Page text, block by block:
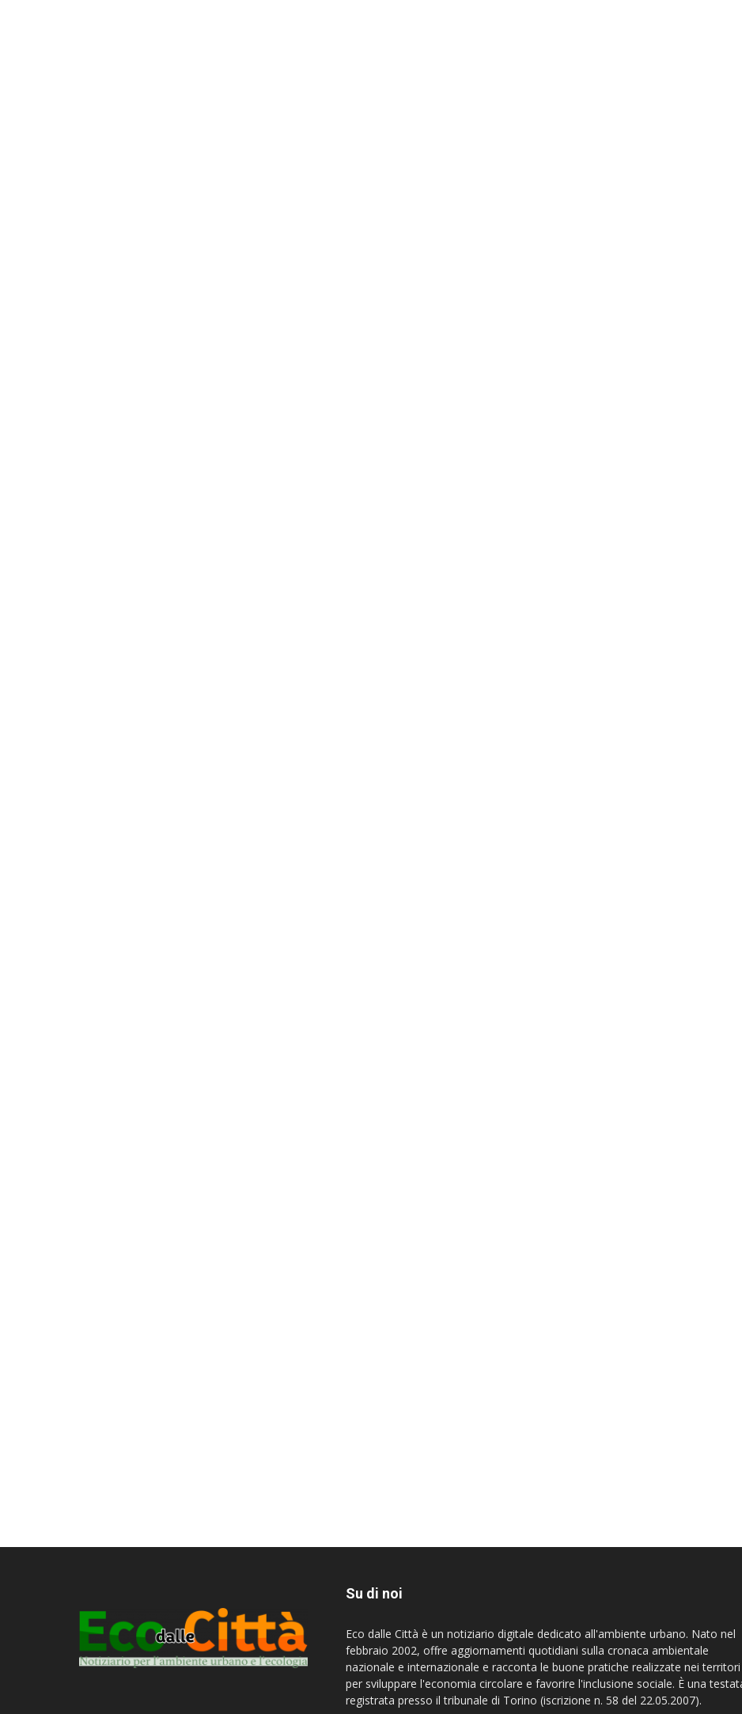
Su di noi
Eco dalle Città è un notiziario digitale dedicato all'ambiente urbano. Nato nel
febbraio 2002, offre aggiornamenti quotidiani sulla cronaca ambientale
nazionale e internazionale e racconta le buone pratiche realizzate nei territori
per sviluppare l'economia circolare e favorire l'inclusione sociale. È una
registrata presso il tribunale di Torino (iscrizione n. 58 del 22.05.2007).